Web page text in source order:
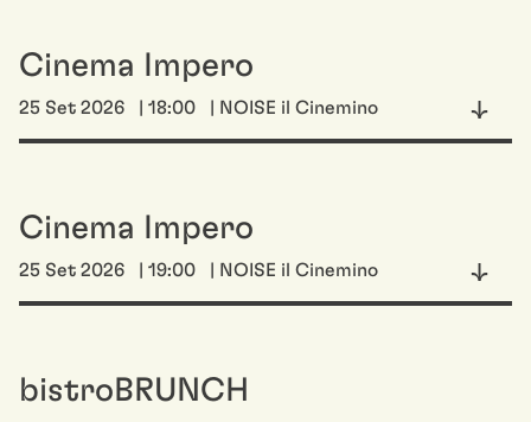
Cinema Impero
25 Set 2026 | 18:00 | NOISE il Cinemino
Cinema Impero
25 Set 2026 | 19:00 | NOISE il Cinemino
bistroBRUNCH